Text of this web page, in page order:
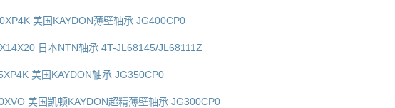
美国KAYDON薄壁轴承 JG400CP0
日本NTN轴承 4T-JL68145/JL68111Z
美国KAYDON轴承 JG350CP0
美国凯顿KAYDON超精薄壁轴承 JG300CP0